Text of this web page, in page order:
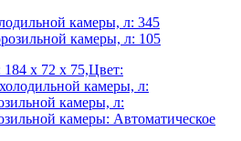
камеры, л: 345
камеры, л: 105
х 72 х 75,Цвет:
камеры, л:
камеры, л:
камеры: Автоматическое